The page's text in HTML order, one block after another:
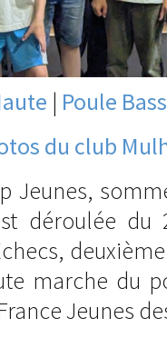
| Poule
du club
Jeunes,
déroulée
marche du
Jeunes